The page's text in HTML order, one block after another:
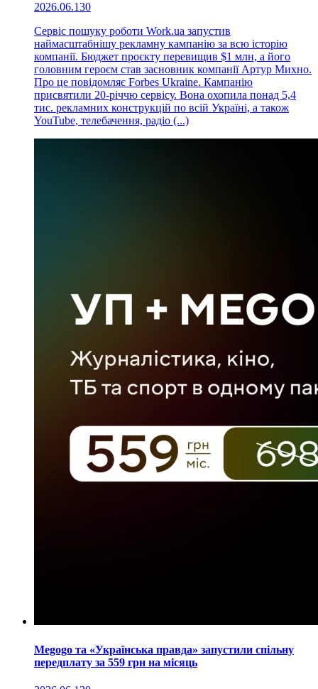
2026.06.130
Сервіс пошуку роботи Work.ua запустив
наймасштабнішу рекламну кампанію за всю історію
компанії. Бюджет проєкту перевищив $1 млн, а його
головним героєм став засновник компанії Артур Михно.
Про це повідомляє Forbes Ukraine. Кампанію
присвятили 20-річчю сервісу. Вона охопила понад 5,4
тис. рекламних конструкцій по всій Україні, а також
YouTube, телебачення, радіо (...)
Megogo та «Українська правда» запустили спільну
передплату за 559 грн на місяць